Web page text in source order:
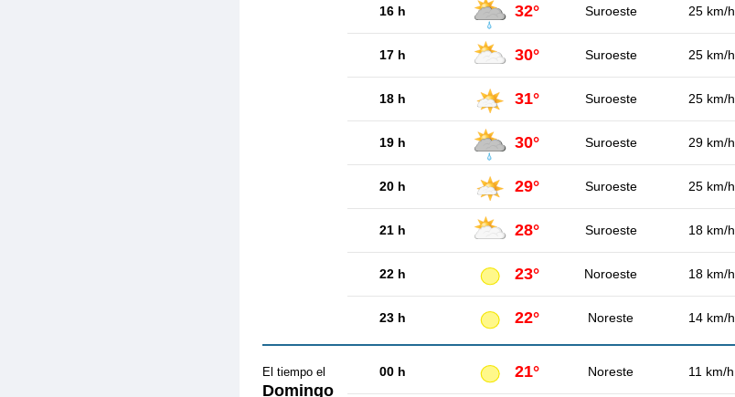
16 h 32° Suroeste 25 km/h
17 h 30° Suroeste 25 km/h
18 h 31° Suroeste 25 km/h
19 h 30° Suroeste 29 km/h
20 h 29° Suroeste 25 km/h
21 h 28° Suroeste 18 km/h
22 h 23° Noroeste 18 km/h
23 h 22° Noreste 14 km/h
El tiempo el
Domingo
00 h 21° Noreste 11 km/h